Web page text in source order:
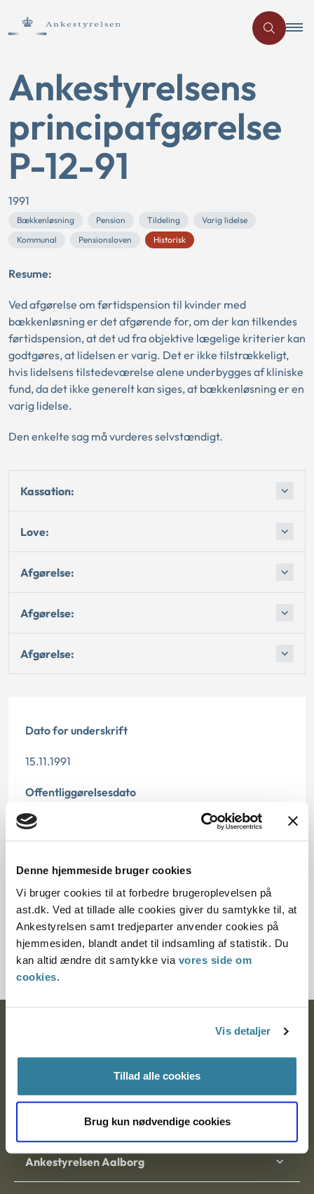
Denne hjemmeside bruger cookies
Vi bruger cookies til at forbedre brugeroplevelsen på
ast.dk. Ved at tillade alle cookies giver du samtykke til, at
Ankestyrelsen samt tredjeparter anvender cookies på
hjemmesiden, blandt andet til indsamling af statistik. Du
kan altid ændre dit samtykke via vores side om
cookies.
Vis detaljer
Tillad alle cookies
Brug kun nødvendige cookies
Ankestyrelsens
principafgørelse
P-12-91
1991
Bækkenløsning Pension Tildeling
Varig lidelse
Kommunal
Pensionsloven Historisk
Resume:
Ved afgørelse om førtidspension til kvinder med
bækkenløsning er det afgørende for, om der kan tilkendes
førtidspension, at det ud fra objektive lægelige kriterier kan
godtgøres, at lidelsen er varig. Det er ikke tilstrækkeligt,
hvis lidelsens tilstedeværelse alene underbygges af kliniske
fund, da det ikke generelt kan siges, at bækkenløsning er en
varig lidelse.
Den enkelte sag må vurderes selvstændigt.
Kassation:
Love:
Afgørelse:
Afgørelse:
Afgørelse:
Dato for underskrift
15.11.1991
Offentliggørelsesdato
12.07.2013
1476-90
Postadresse:
9000 Aalborg
Ankestyrelsen Aalborg